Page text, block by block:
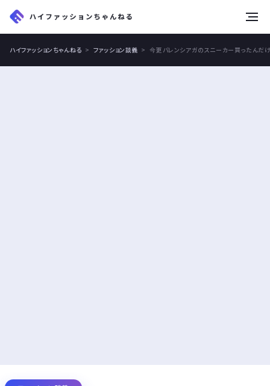
ハイファッションちゃんねる ファッション談義 今更バレンシアガのスニーカー買ったんだ